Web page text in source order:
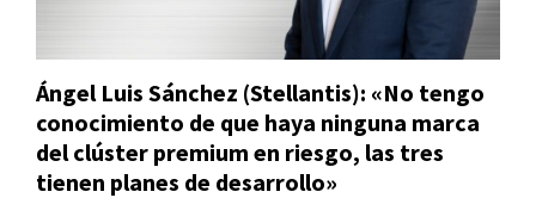
Ángel Luis Sánchez (Stellantis): «No tengo
conocimiento de que haya ninguna marca
del clúster premium en riesgo, las tres
tienen planes de desarrollo»